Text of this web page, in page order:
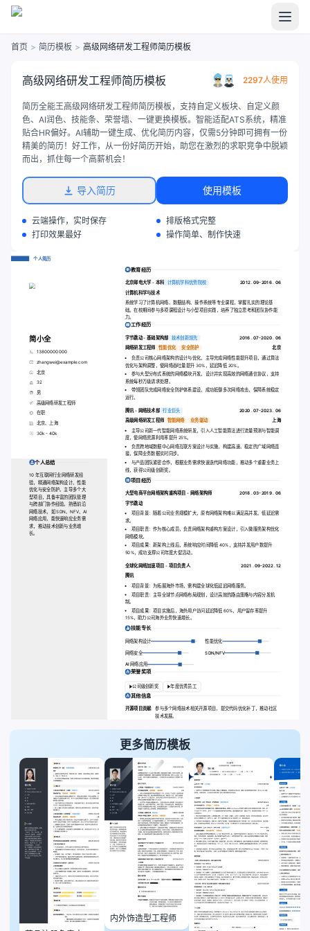
首页 > 简历模板 > 高级网络研发工程师简历模板
高级网络研发工程师简历模板 2297人使用
简历全能王高级网络研发工程师简历模板，支持自定义板块、自定义颜
色、AI润色、技能条、荣誉墙、一键更换模板。智能适配ATS系统，精准
贴合HR偏好。AI辅助一键生成、优化简历内容，仅需5分钟即可拥有一份
精美的简历！好工作，从一份好简历开始，助您在激烈的求职竞争中脱颖
而出，抓住每一个高薪机会！
导入简历 使用模板
云端操作，实时保存
排版格式完整
打印效果最好
操作简单、制作快速
个人简历
简小全
13800000000
zhangwei@example.com
北京
32
男
高级网络研发工程师
在职
北京、上海
30k - 40k
个人总结
10 年互联网行业网络研发经
验，精通网络架构设计、性能
优化与安全防护。主导多个大
型项目，具备丰富的团队管理
与跨部门协作经验。熟悉前沿
网络技术，如 SDN、NFV、AI
网络应用，能快速响应业务需
求，推动技术创新与业务增
长。
教育经历
北京邮电大学 - 本科 计算机学科优势院校
2012 . 09-2016 . 06
计算机科学与技术
系统学习了计算机网络、数据结构、操作系统等专业课程，掌握扎实的理论基
础。在校期间参与多项课程设计与小型项目实践，培养了独立思考和团队协作能
力。
工作经历
字节跳动 - 基础架构部 技术创新领先
2016 . 07-2020 . 06
网络研发工程师
性能优化 安全防护
北京
负责公司核心网络架构的设计与优化，主导完成网络性能提升项目，通过算法
优化与架构调整，使网络吞吐量提升 30%，延迟降低 20%。
参与大型分布式系统的网络模块开发，设计并实现高效的网络通信协议，支持
系统每秒万级请求处理。
带领团队完成网络安全防护体系建设，成功抵御多次网络攻击，保障系统稳定
运行。
腾讯 - 网络技术部 行业巨头 2020 . 07-2023 . 06
高级网络研发工程师 智能网络 业务驱动
上海
主导公司新一代智能网络系统研发，引入人工智能算法进行流量预测与智能调
度，使网络资源利用率提升 25%。
负责跨地域数据中心网络互联方案设计与实施，构建高速、稳定的广域网络连
接，保障业务数据实时同步。
与产品团队紧密合作，根据业务需求快速迭代网络功能，推动多个重要业务上
线，获得公司级创新奖。
项目经历
大型电商平台网络架构重构项目 - 网络架构师
2018 . 03-2019 . 06
字节跳动
项目背景：随着公司业务规模扩大，原有网络架构难以满足高并发、低延迟需
求。
项目职责：作为核心成员，负责网络架构重构方案设计，引入微服务架构优化
网络模块。
项目成果：新架构上线后，系统响应时间降低 40%，支持并发用户数提升
50%，成功支撑公司年度大促活动。
全球化网络加速项目 - 项目负责人 2021 . 09-2022 . 12
腾讯
项目背景：为拓展海外市场，需构建全球化低延迟网络服务。
项目职责：主导全球节点网络布局规划，设计高效的路由策略与内容分发机
制。
项目成果：项目实施后，海外用户访问延迟降低 60%，用户留存率提升
15%，助力公司海外业务快速增长。
技能专长
网络架构设计 性能优化
网络安全 SDN/NFV
AI 网络应用
荣誉奖项
公司级创新奖 年度优秀员工
其他信息
开源项目贡献: 参与多个网络技术相关开源项目，提交代码优化补丁，推动社区
技术发展。
更多简历模板
内外饰造型工程师